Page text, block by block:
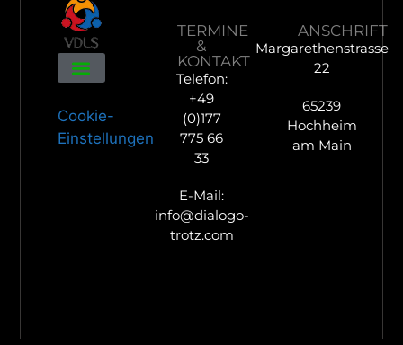
Cookie-
Einstellungen
TERMINE
&
KONTAKT
Telefon:
+49
(0)177
775 66
33
E-Mail:
info@dialogo-
trotz.com
ANSCHRIFT
Margarethenstrasse
22
65239
Hochheim
am Main